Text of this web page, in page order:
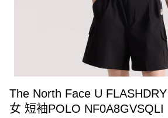
The North Face U
女 短袖POLO NF0A8GVSQLI